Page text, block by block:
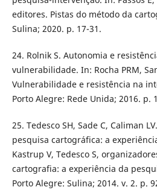
editores. Pistas do método da
Sulina; 2020. p. 17-31.
24. Rolnik S. Autonomia e
vulnerabilidade. In: Rocha PRM,
Vulnerabilidade e resistência na
Porto Alegre: Rede Unida; 2016. p.
25. Tedesco SH, Sade C, Caliman
pesquisa cartográfica: a
Kastrup V, Tedesco S,
cartografia: a experiência da
Porto Alegre: Sulina; 2014. v. 2. p.